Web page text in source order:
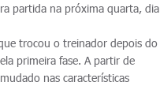
partida na próxima quarta, dia
trocou o treinador depois do
primeira fase. A partir de
nas características